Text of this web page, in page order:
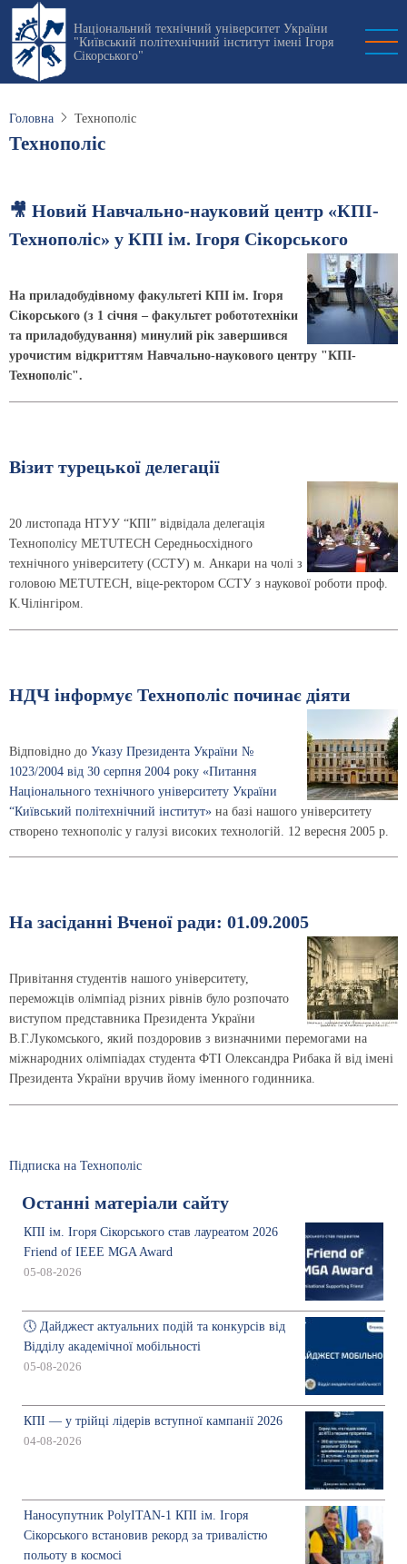
Перейти
основного
вмісту
Національний технічний університет України
"Київський політехнічний інститут імені Ігоря
Сікорського"
Головна Технополіс
Технополіс
🎥 Новий Навчально-науковий центр «КПІ-
Технополіс» у КПІ ім. Ігоря Сікорського
На приладобудівному факультеті КПІ ім. Ігоря
Сікорського (з 1 січня – факультет робототехніки
та приладобудування) минулий рік завершився
урочистим відкриттям Навчально-наукового центру "КПІ-
Технополіс".
Візит турецької делегації
20 листопада НТУУ “КПІ” відвідала делегація
Технополісу METUTECH Середньосхідного
технічного університету (ССТУ) м. Анкари на чолі з
головою METUTECH, віце-ректором ССТУ з наукової роботи проф.
К.Чілінгіром.
НДЧ інформує Технополіс починає діяти
Відповідно до Указу Президента України №
1023/2004 від 30 серпня 2004 року «Питання
Національного технічного університету України
“Київський політехнічний інститут» на базі нашого університету
створено технополіс у галузі високих технологій. 12 вересня 2005 р.
На засіданні Вченої ради: 01.09.2005
Привітання студентів нашого університету,
переможців олімпіад різних рівнів було розпочато
виступом представника Президента України
В.Г.Лукомського, який поздоровив з визначними перемогами на
міжнародних олімпіадах студента ФТІ Олександра Рибака й від імені
Президента України вручив йому іменного годинника.
Підписка на Технополіс
Останні матеріали сайту
КПІ ім. Ігоря Сікорського став лауреатом 2026
Friend of IEEE MGA Award
05-08-2026
🕔 Дайджест актуальних подій та конкурсів від
Відділу академічної мобільності
05-08-2026
КПІ — у трійці лідерів вступної кампанії 2026
04-08-2026
Наносупутник PolyITAN-1 КПІ ім. Ігоря
Сікорського встановив рекорд за тривалістю
польоту в космосі